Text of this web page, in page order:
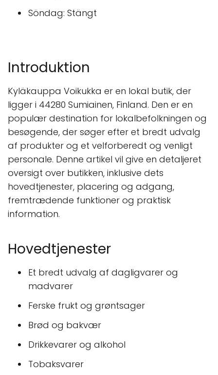
Söndag: Stängt
Introduktion
Kyläkauppa Voikukka er en lokal butik, der
ligger i 44280 Sumiainen, Finland. Den er en
populær destination for lokalbefolkningen og
besøgende, der søger efter et bredt udvalg
af produkter og et velforberedt og venligt
personale. Denne artikel vil give en detaljeret
oversigt over butikken, inklusive dets
hovedtjenester, placering og adgang,
fremtrædende funktioner og praktisk
information.
Hovedtjenester
Et bredt udvalg af dagligvarer og
madvarer
Ferske frukt og grøntsager
Brød og bakvær
Drikkevarer og alkohol
Tobaksvarer